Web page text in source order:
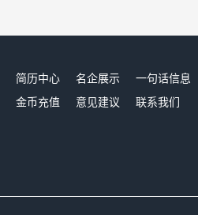
简历中心 名企展示 一句话信息
金币充值 意见建议 联系我们